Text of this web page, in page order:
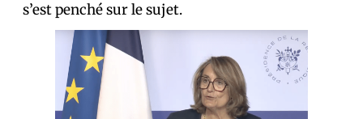
s’est penché sur le sujet.